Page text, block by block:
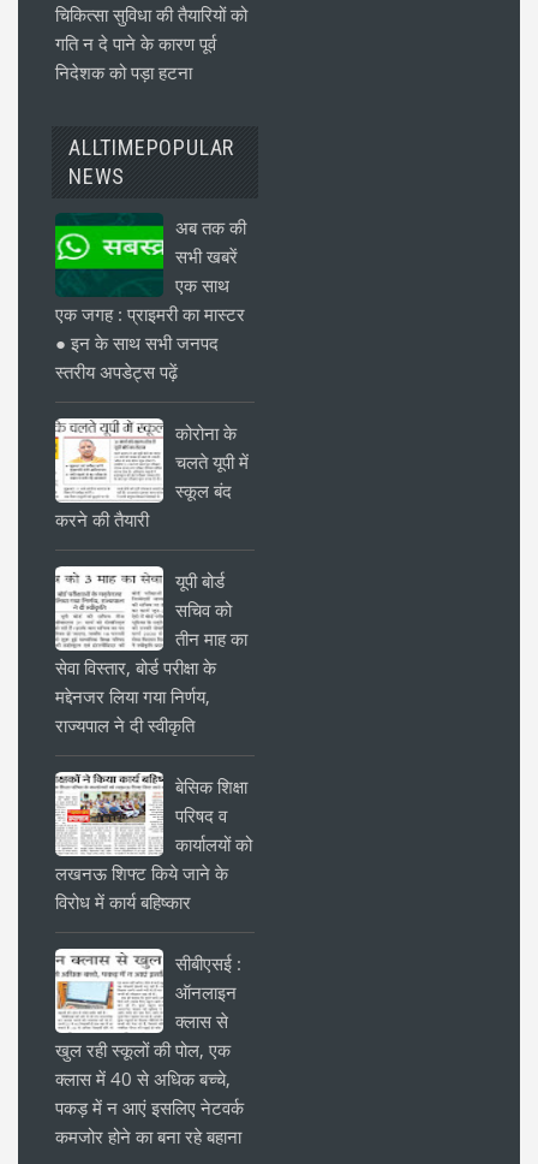
चिकित्सा सुविधा की तैयारियों को
गति न दे पाने के कारण पूर्व
निदेशक को पड़ा हटना
ALLTIMEPOPULAR
NEWS
अब तक की
सभी खबरें
एक साथ
एक जगह : प्राइमरी का मास्टर
● इन के साथ सभी जनपद
स्तरीय अपडेट्स पढ़ें
कोरोना के
चलते यूपी में
स्कूल बंद
करने की तैयारी
यूपी बोर्ड
सचिव को
तीन माह का
सेवा विस्तार, बोर्ड परीक्षा के
मद्देनजर लिया गया निर्णय,
राज्यपाल ने दी स्वीकृति
बेसिक शिक्षा
परिषद व
कार्यालयों को
लखनऊ शिफ्ट किये जाने के
विरोध में कार्य बहिष्कार
सीबीएसई :
ऑनलाइन
क्लास से
खुल रही स्कूलों की पोल, एक
क्लास में 40 से अधिक बच्चे,
पकड़ में न आएं इसलिए नेटवर्क
कमजोर होने का बना रहे बहाना